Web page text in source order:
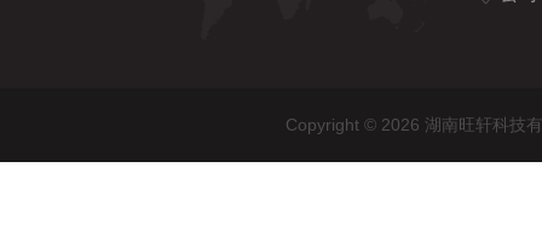
Copyright © 2026 湖南旺轩科技